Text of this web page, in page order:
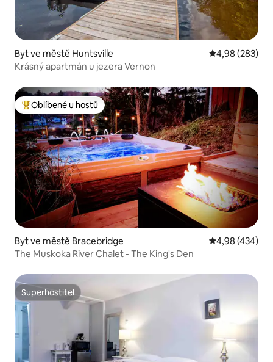
Byt ve městě Huntsville Průměrné
4,98 (283)
Krásný apartmán u jezera Vernon
Nejlepší v kategorii Oblíbené u hostů
Oblíbené u hostů
Byt ve městě Bracebridge Průměrné
4,98 (434)
The Muskoka River Chalet - The King's Den
Superhostitel
Superhostitel